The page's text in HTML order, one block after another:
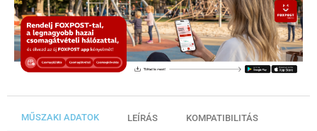
MŰSZAKI ADATOK LEÍRÁS KOMPATIBILITÁS